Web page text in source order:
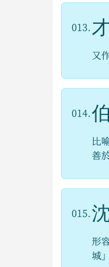
013.
又
014.
比
善
015.
形
城